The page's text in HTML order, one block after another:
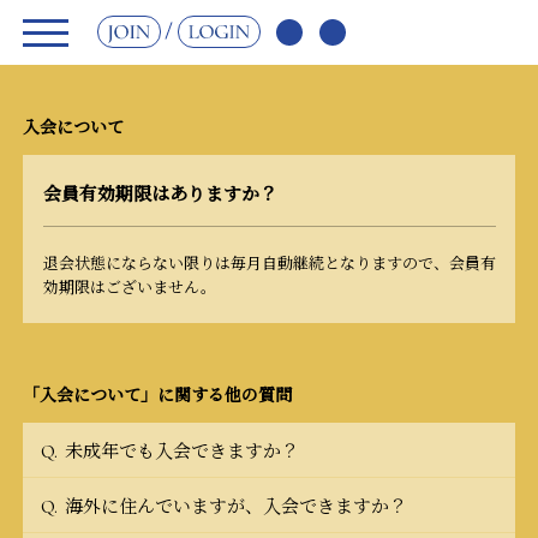
JOIN LOGIN
入会について
会員有効期限はありますか？
退会状態にならない限りは毎月自動継続となりますので、会員有
効期限はございません。
「入会について」に関する他の質問
Q. 未成年でも入会できますか？
Q. 海外に住んでいますが、入会できますか？